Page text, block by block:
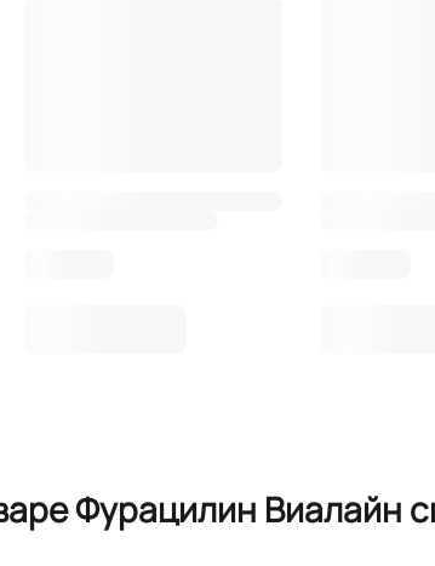
Фурацилин Виалайн